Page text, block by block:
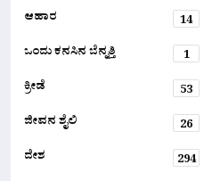
ಆಹಾರ
14
ಒಂದು ಕನಸಿನ ಬೆನ್ನತ್ತಿ
1
ಕ್ರೀಡೆ
53
ಜೀವನ ಶೈಲಿ
26
ದೇಶ
294